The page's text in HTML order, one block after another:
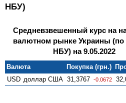
НБУ)
Средневзвешенный курс на
валютном рынке Украины
НБУ) на 9.05.2022
Валюта Покупка (грн.)
USD доллар США 31,3767 -0.0672